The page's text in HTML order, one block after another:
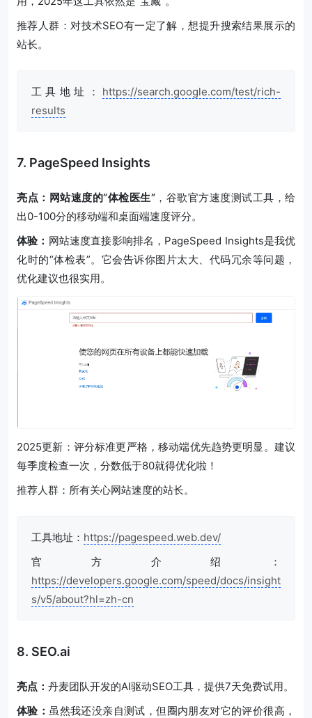
推荐人群：对技术SEO有一定了解，想提升搜索结果展示的
站长。
工具地址： https://search.google.com/test/rich-
results
7. PageSpeed Insights
亮点：网站速度的“体检医生”，谷歌官方速度测试工具，给
出0-100分的移动端和桌面端速度评分。
体验： 网站速度直接影响排名，PageSpeed Insights是我优
化时的“体检表”。它会告诉你图片太大、代码冗余等问题，
优化建议也很实用。
2025更新：评分标准更严格，移动端优先趋势更明显。建议
每季度检查一次，分数低于80就得优化啦！
推荐人群：所有关心网站速度的站长。
工具地址： https://pagespeed.web.dev/
官方介绍：
https://developers.google.com/speed/docs/insight
s/v5/about?hl=zh-cn
8. SEO.ai
亮点： 丹麦团队开发的AI驱动SEO工具，提供7天免费试用。
体验： 虽然我还没亲自测试，但圈内朋友对它的评价很高，